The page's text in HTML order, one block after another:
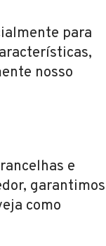
para
nosso
e
garantimos
como